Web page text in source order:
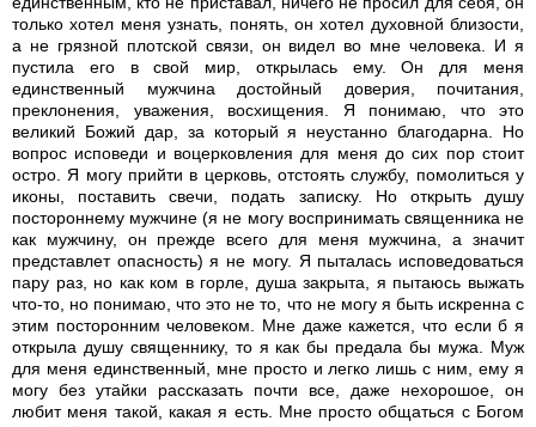
только хотел меня узнать, понять, он хотел духовной близости,
а не грязной плотской связи, он видел во мне человека. И я
пустила его в свой мир, открылась ему. Он для меня
единственный мужчина достойный доверия, почитания,
преклонения, уважения, восхищения. Я понимаю, что это
великий Божий дар, за который я неустанно благодарна. Но
вопрос исповеди и воцерковления для меня до сих пор стоит
остро. Я могу прийти в церковь, отстоять службу, помолиться у
иконы, поставить свечи, подать записку. Но открыть душу
постороннему мужчине (я не могу воспринимать священника не
как мужчину, он прежде всего для меня мужчина, а значит
представлет опасность) я не могу. Я пыталась исповедоваться
пару раз, но как ком в горле, душа закрыта, я пытаюсь выжать
что-то, но понимаю, что это не то, что не могу я быть искренна с
этим посторонним человеком. Мне даже кажется, что если б я
открыла душу священнику, то я как бы предала бы мужа. Муж
для меня единственный, мне просто и легко лишь с ним, ему я
могу без утайки рассказать почти все, даже нехорошое, он
любит меня такой, какая я есть. Мне просто общаться с Богом